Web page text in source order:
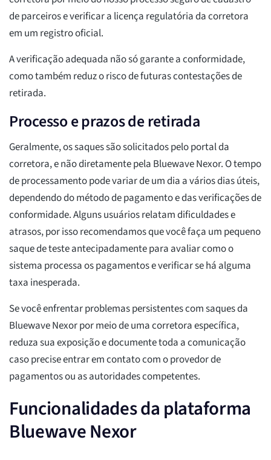
de parceiros e verificar a licença regulatória da corretora
em um registro oficial.
A verificação adequada não só garante a conformidade,
como também reduz o risco de futuras contestações de
retirada.
Processo e prazos de retirada
Geralmente, os saques são solicitados pelo portal da
corretora, e não diretamente pela Bluewave Nexor. O tempo
de processamento pode variar de um dia a vários dias úteis,
dependendo do método de pagamento e das verificações de
conformidade. Alguns usuários relatam dificuldades e
atrasos, por isso recomendamos que você faça um pequeno
saque de teste antecipadamente para avaliar como o
sistema processa os pagamentos e verificar se há alguma
taxa inesperada.
Se você enfrentar problemas persistentes com saques da
Bluewave Nexor por meio de uma corretora específica,
reduza sua exposição e documente toda a comunicação
caso precise entrar em contato com o provedor de
pagamentos ou as autoridades competentes.
Funcionalidades da plataforma
Bluewave Nexor